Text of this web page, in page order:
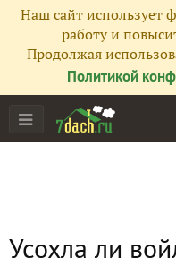
Наш сайт использует
работу и
Продолжая
Политикой
Усохла ли